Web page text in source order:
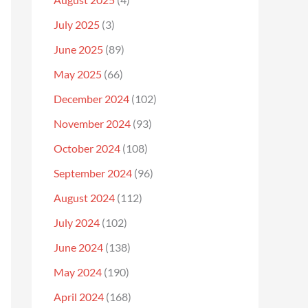
July 2025 (3)
June 2025 (89)
May 2025 (66)
December 2024 (102)
November 2024 (93)
October 2024 (108)
September 2024 (96)
August 2024 (112)
July 2024 (102)
June 2024 (138)
May 2024 (190)
April 2024 (168)